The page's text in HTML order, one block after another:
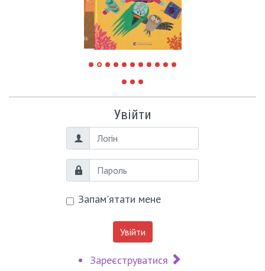
Увійти
Логін
Пароль
Запам'ятати мене
Увійти
Зареєструватися